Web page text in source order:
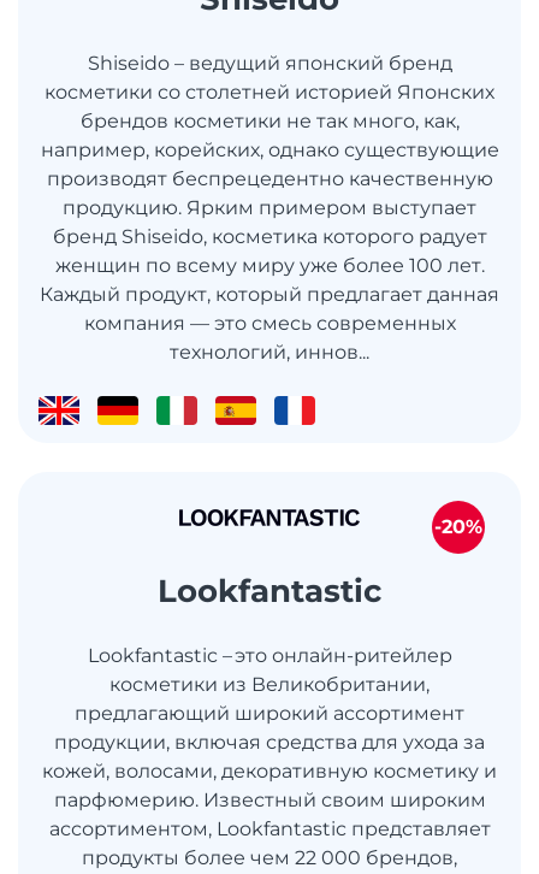
Shiseido – ведущий японский бренд
косметики со столетней историей Японских
брендов косметики не так много, как,
например, корейских, однако существующие
производят беспрецедентно качественную
продукцию. Ярким примером выступает
бренд Shiseido, косметика которого радует
женщин по всему миру уже более 100 лет.
Каждый продукт, который предлагает данная
компания — это смесь современных
технологий, иннов...
Lookfantastic
Lookfantastic – это онлайн-ритейлер
косметики из Великобритании,
предлагающий широкий ассортимент
продукции, включая средства для ухода за
кожей, волосами, декоративную косметику и
парфюмерию. Известный своим широким
ассортиментом, Lookfantastic представляет
продукты более чем 22 000 брендов,
-20%